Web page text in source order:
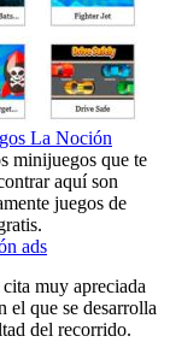
La Noción
minijuegos que te
aquí son
juegos de
ads
muy apreciada
el que se desarrolla
del recorrido.